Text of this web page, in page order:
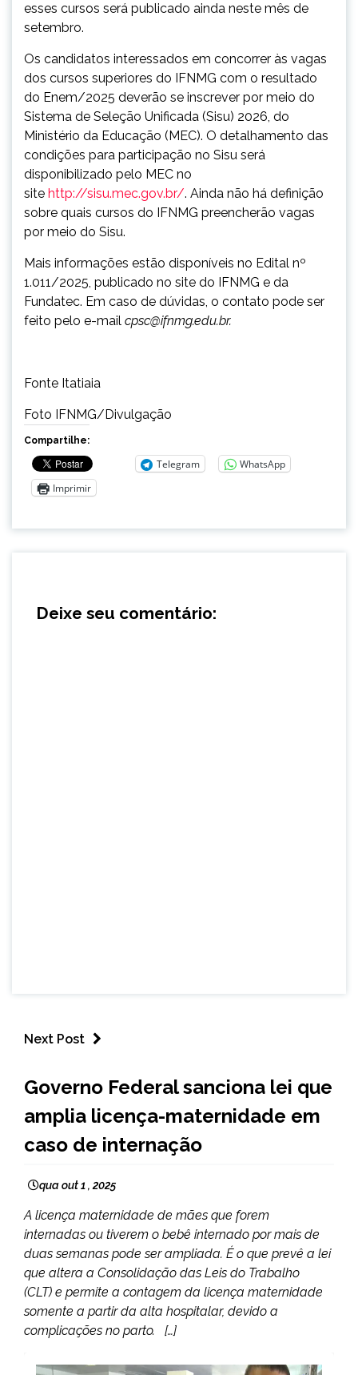
esses cursos será publicado ainda neste mês de
setembro.
Os candidatos interessados em concorrer às vagas
dos cursos superiores do IFNMG com o resultado
do Enem/2025 deverão se inscrever por meio do
Sistema de Seleção Unificada (Sisu) 2026, do
Ministério da Educação (MEC). O detalhamento das
condições para participação no Sisu será
disponibilizado pelo MEC no
site http://sisu.mec.gov.br/. Ainda não há definição
sobre quais cursos do IFNMG preencherão vagas
por meio do Sisu.
Mais informações estão disponíveis no Edital nº
1.011/2025, publicado no site do IFNMG e da
Fundatec. Em caso de dúvidas, o contato pode ser
feito pelo e-mail cpsc@ifnmg.edu.br.
Fonte Itatiaia
Foto IFNMG/Divulgação
Compartilhe:
Telegram
WhatsApp
Imprimir
Deixe seu comentário:
Next Post
NOTÍCIAS
Governo Federal sanciona lei que
amplia licença-maternidade em
caso de internação
qua out 1 , 2025
A licença maternidade de mães que forem
internadas ou tiverem o bebê internado por mais de
duas semanas pode ser ampliada. É o que prevê a lei
que altera a Consolidação das Leis do Trabalho
(CLT) e permite a contagem da licença maternidade
somente a partir da alta hospitalar, devido a
complicações no parto. […]